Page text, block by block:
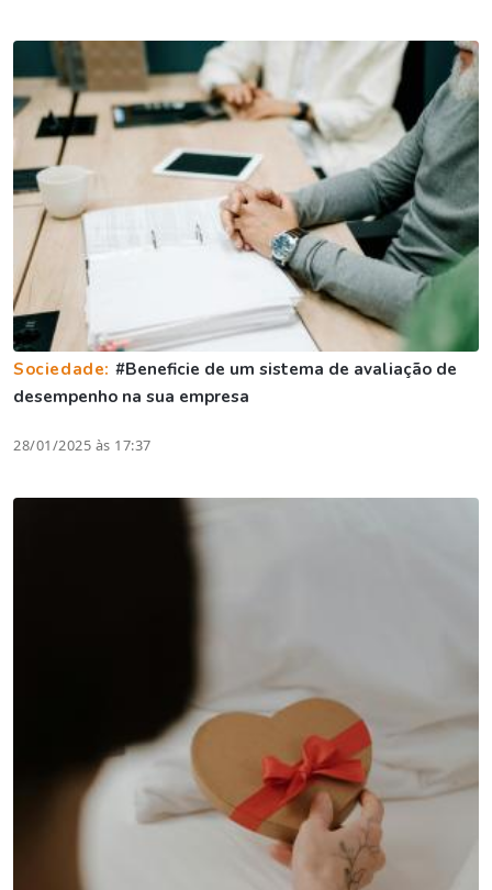
Sociedade: #Beneficie de um sistema de avaliação de
desempenho na sua empresa
28/01/2025 às 17:37